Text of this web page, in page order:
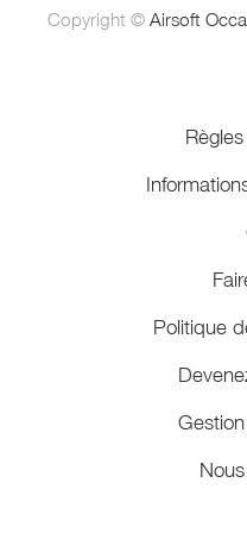
Copyright © Airsoft
Politique